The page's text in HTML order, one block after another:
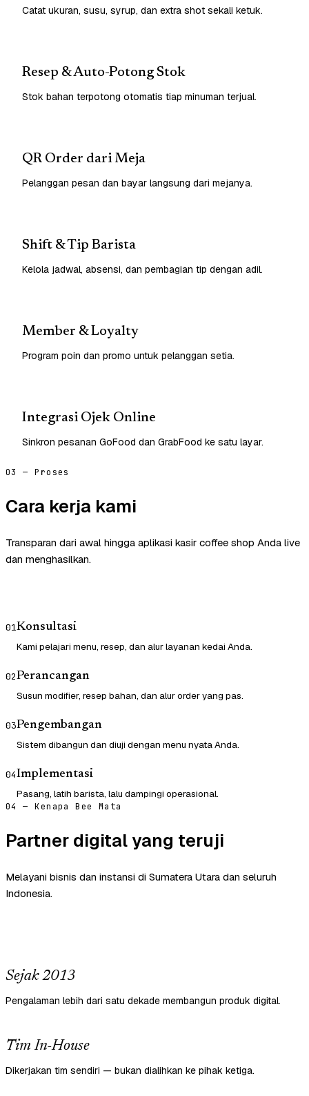
Catat ukuran, susu, syrup, dan extra shot sekali ketuk.
Resep & Auto-Potong Stok
Stok bahan terpotong otomatis tiap minuman terjual.
QR Order dari Meja
Pelanggan pesan dan bayar langsung dari mejanya.
Shift & Tip Barista
Kelola jadwal, absensi, dan pembagian tip dengan adil.
Member & Loyalty
Program poin dan promo untuk pelanggan setia.
Integrasi Ojek Online
Sinkron pesanan GoFood dan GrabFood ke satu layar.
03 — Proses
Cara kerja kami
Transparan dari awal hingga aplikasi kasir coffee shop Anda live
dan menghasilkan.
01Konsultasi
Kami pelajari menu, resep, dan alur layanan kedai Anda.
02Perancangan
Susun modifier, resep bahan, dan alur order yang pas.
03Pengembangan
Sistem dibangun dan diuji dengan menu nyata Anda.
04Implementasi
Pasang, latih barista, lalu dampingi operasional.
04 — Kenapa Bee Mata
Partner digital yang teruji
Melayani bisnis dan instansi di Sumatera Utara dan seluruh
Indonesia.
Sejak 2013
Pengalaman lebih dari satu dekade membangun produk digital.
Tim In-House
Dikerjakan tim sendiri — bukan dialihkan ke pihak ketiga.